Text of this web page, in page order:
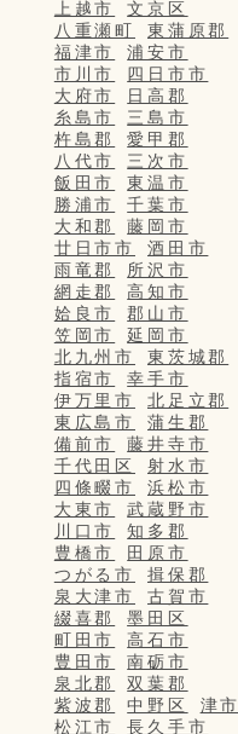
上越市
文京区
八重瀬町
東蒲原郡
福津市
浦安市
市川市
四日市市
大府市
日高郡
糸島市
三島市
杵島郡
愛甲郡
八代市
三次市
飯田市
東温市
勝浦市
千葉市
大和郡
藤岡市
廿日市市
酒田市
雨竜郡
所沢市
網走郡
高知市
姶良市
郡山市
笠岡市
延岡市
北九州市
東茨城郡
指宿市
幸手市
伊万里市
北足立郡
東広島市
蒲生郡
備前市
藤井寺市
千代田区
射水市
四條畷市
浜松市
大東市
武蔵野市
川口市
知多郡
豊橋市
田原市
つがる市
揖保郡
泉大津市
古賀市
綴喜郡
墨田区
町田市
高石市
豊田市
南砺市
泉北郡
双葉郡
紫波郡
中野区
津市
松江市
長久手市